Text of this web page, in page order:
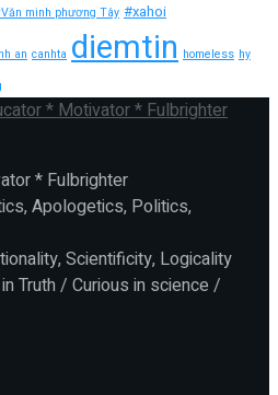
minh phương Tây #xahoi
an canhta diemtin homeless hy
* Fulbrighter
Apologetics, Politics,
Scientificity, Logicality
Truth / Curious in science /